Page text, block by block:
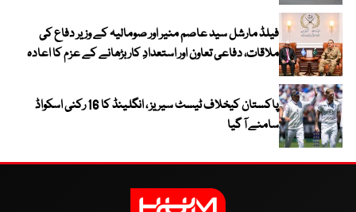
فیلڈ مارشل سید عاصم منیر اور صومالیہ کے وزیر دفاع کی
ملاقات، دفاعی تعاون اور استعدادِ کار بڑھانے کے عزم کا اعادہ
پاکستان کیخلاف ٹیسٹ سیریز ، انگلینڈ کا 16 رکنی اسکواڈ
سامنے آ گیا